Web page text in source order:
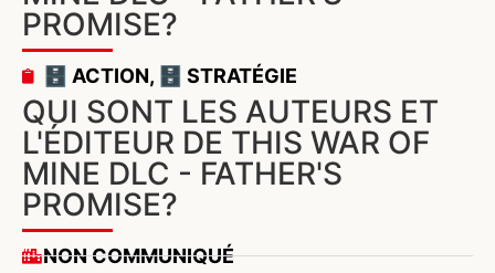
PROMISE?
🗄️ ACTION, 🗄️ STRATÉGIE
QUI SONT LES AUTEURS ET
L'ÉDITEUR DE THIS WAR OF
MINE DLC - FATHER'S
PROMISE?
NON COMMUNIQUÉ